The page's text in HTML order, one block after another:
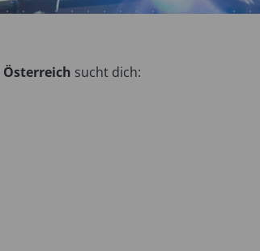
Österreich sucht dich: